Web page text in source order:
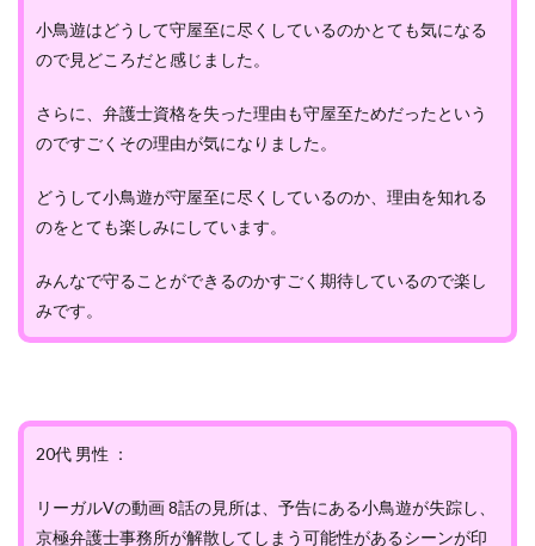
小鳥遊はどうして守屋至に尽くしているのかとても気になる
ので見どころだと感じました。
さらに、弁護士資格を失った理由も守屋至ためだったという
のですごくその理由が気になりました。
どうして小鳥遊が守屋至に尽くしているのか、理由を知れる
のをとても楽しみにしています。
みんなで守ることができるのかすごく期待しているので楽し
みです。
20代 男性 ：
リーガルVの動画 8話の見所は、予告にある小鳥遊が失踪し、
京極弁護士事務所が解散してしまう可能性があるシーンが印